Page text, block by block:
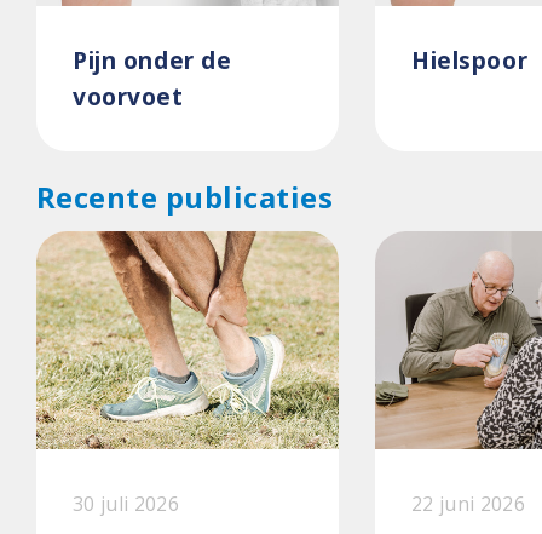
Pijn onder de
voorvoet
Hielspoor
Recente publicaties
30 juli 2026 22 juni 2026